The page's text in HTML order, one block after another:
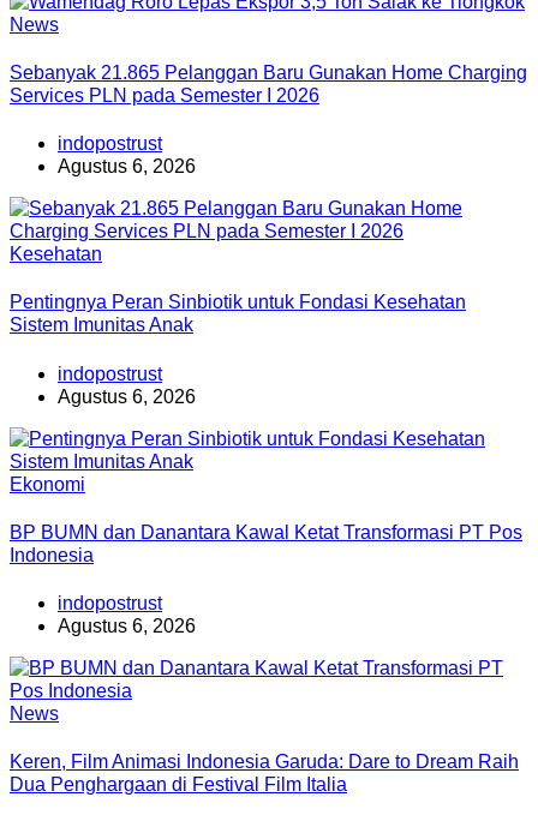
News
Sebanyak 21.865 Pelanggan Baru Gunakan Home Charging
Services PLN pada Semester I 2026
indopostrust
Agustus 6, 2026
Kesehatan
Pentingnya Peran Sinbiotik untuk Fondasi Kesehatan
Sistem Imunitas Anak
indopostrust
Agustus 6, 2026
Ekonomi
BP BUMN dan Danantara Kawal Ketat Transformasi PT Pos
Indonesia
indopostrust
Agustus 6, 2026
News
Keren, Film Animasi Indonesia Garuda: Dare to Dream Raih
Dua Penghargaan di Festival Film Italia